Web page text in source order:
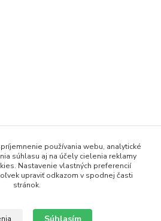
používania webu, analytické
súhlasu aj na účely cielenia reklamy
Nastavenie vlastných preferencií
upraviť odkazom v spodnej časti
stránok.